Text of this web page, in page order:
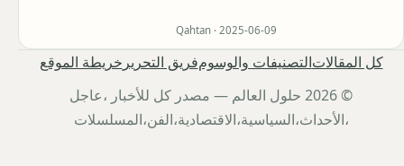
Qahtan · 2025-06-09
كل المقالاتالتصنيفات والوسومفريق التحرير خريطة الموقع
© 2026 حلول العالم — مصدر كل للأخبار ،عاجل
،الأحداث،السياسية،الاقتصادية،الفن،المسلسلات